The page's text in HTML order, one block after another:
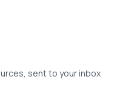
sent to your inbox